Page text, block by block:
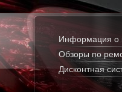
Информация о
Обзоры по
Дисконтная